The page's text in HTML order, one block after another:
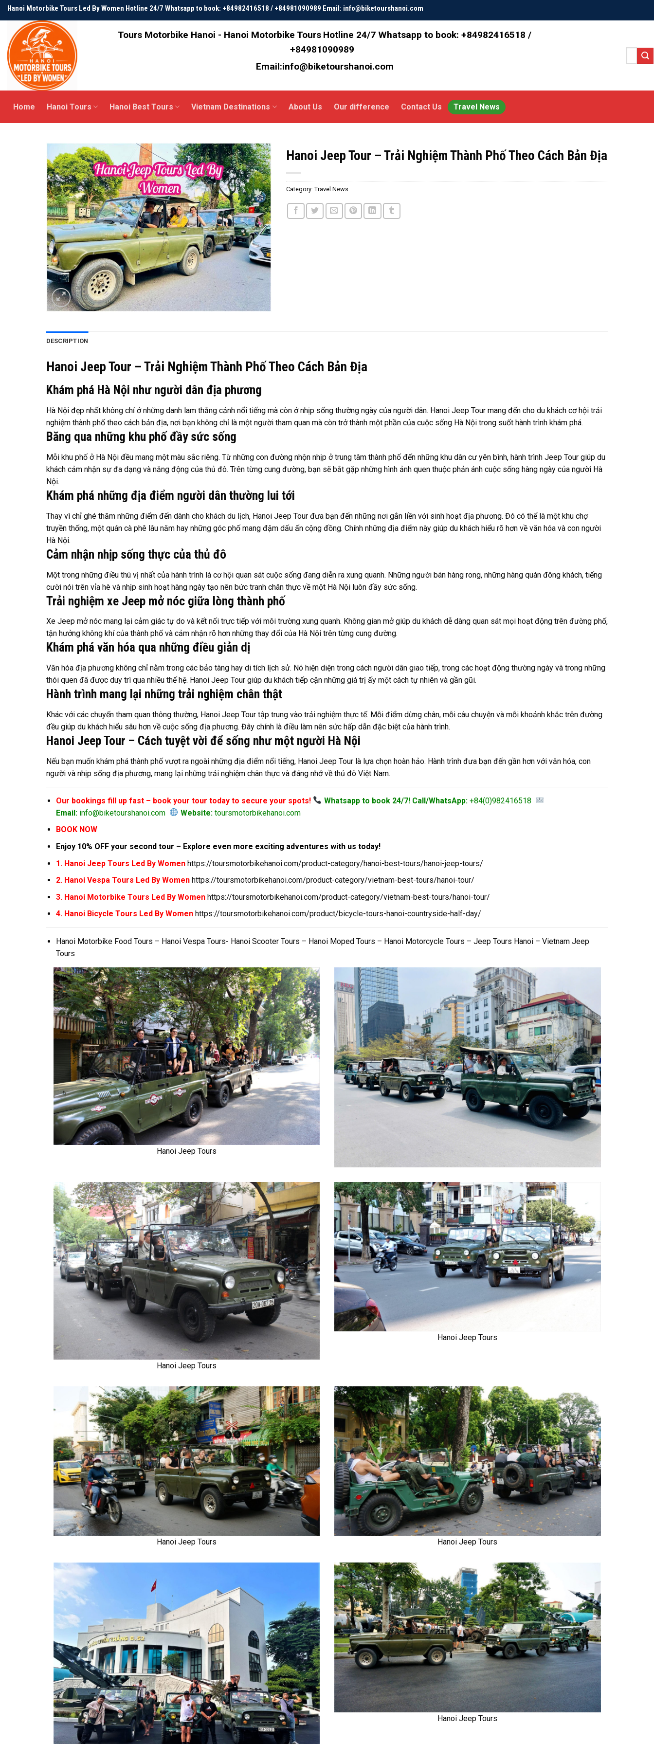
Skip
content
Hanoi Motorbike Tours Led By Women Hotline 24/7 Whatsapp to book: +84982416518 / +84981090989 Email: info@biketourshanoi.com
Tours Motorbike Hanoi - Hanoi Motorbike Tours Hotline 24/7 Whatsapp to book: +84982416518 /
+84981090989
Email:info@biketourshanoi.com
Search
Home Hanoi Tours Hanoi Best Tours Vietnam Destinations About Us Our difference Contact Us Travel News
Hanoi Jeep Tour – Trải Nghiệm Thành Phố Theo Cách Bản Địa
Category:Travel News
DESCRIPTION
Hanoi Jeep Tour – Trải Nghiệm Thành Phố Theo Cách Bản Địa
Khám phá Hà Nội như người dân địa phương
Hà Nội đẹp nhất không chỉ ở những danh lam thắng cảnh nổi tiếng mà còn ở nhịp sống thường ngày của người dân. Hanoi Jeep Tour mang đến cho du khách cơ hội trải
nghiệm thành phố theo cách bản địa, nơi bạn không chỉ là một người tham quan mà còn trở thành một phần của cuộc sống Hà Nội trong suốt hành trình khám phá.
Băng qua những khu phố đầy sức sống
Mỗi khu phố ở Hà Nội đều mang một màu sắc riêng. Từ những con đường nhộn nhịp ở trung tâm thành phố đến những khu dân cư yên bình, hành trình Jeep Tour giúp du
khách cảm nhận sự đa dạng và năng động của thủ đô. Trên từng cung đường, bạn sẽ bắt gặp những hình ảnh quen thuộc phản ánh cuộc sống hàng ngày của người Hà
Nội.
Khám phá những địa điểm người dân thường lui tới
Thay vì chỉ ghé thăm những điểm đến dành cho khách du lịch, Hanoi Jeep Tour đưa bạn đến những nơi gắn liền với sinh hoạt địa phương. Đó có thể là một khu chợ
truyền thống, một quán cà phê lâu năm hay những góc phố mang đậm dấu ấn cộng đồng. Chính những địa điểm này giúp du khách hiểu rõ hơn về văn hóa và con người
Hà Nội.
Cảm nhận nhịp sống thực của thủ đô
Một trong những điều thú vị nhất của hành trình là cơ hội quan sát cuộc sống đang diễn ra xung quanh. Những người bán hàng rong, những hàng quán đông khách, tiếng
cười nói trên vỉa hè và nhịp sinh hoạt hàng ngày tạo nên bức tranh chân thực về một Hà Nội luôn đầy sức sống.
Trải nghiệm xe Jeep mở nóc giữa lòng thành phố
Xe Jeep mở nóc mang lại cảm giác tự do và kết nối trực tiếp với môi trường xung quanh. Không gian mở giúp du khách dễ dàng quan sát mọi hoạt động trên đường phố,
tận hưởng không khí của thành phố và cảm nhận rõ hơn những thay đổi của Hà Nội trên từng cung đường.
Khám phá văn hóa qua những điều giản dị
Văn hóa địa phương không chỉ nằm trong các bảo tàng hay di tích lịch sử. Nó hiện diện trong cách người dân giao tiếp, trong các hoạt động thường ngày và trong những
thói quen đã được duy trì qua nhiều thế hệ. Hanoi Jeep Tour giúp du khách tiếp cận những giá trị ấy một cách tự nhiên và gần gũi.
Hành trình mang lại những trải nghiệm chân thật
Khác với các chuyến tham quan thông thường, Hanoi Jeep Tour tập trung vào trải nghiệm thực tế. Mỗi điểm dừng chân, mỗi câu chuyện và mỗi khoảnh khắc trên đường
đều giúp du khách hiểu sâu hơn về cuộc sống địa phương. Đây chính là điều làm nên sức hấp dẫn đặc biệt của hành trình.
Hanoi Jeep Tour – Cách tuyệt vời để sống như một người Hà Nội
Nếu bạn muốn khám phá thành phố vượt ra ngoài những địa điểm nổi tiếng, Hanoi Jeep Tour là lựa chọn hoàn hảo. Hành trình đưa bạn đến gần hơn với văn hóa, con
người và nhịp sống địa phương, mang lại những trải nghiệm chân thực và đáng nhớ về thủ đô Việt Nam.
Our bookings fill up fast – book your tour today to secure your spots! Whatsapp to book 24/7! Call/WhatsApp:+84(0)982416518
Email: info@biketourshanoi.com Website:toursmotorbikehanoi.com
BOOK NOW
Enjoy 10% OFF your second tour – Explore even more exciting adventures with us today!
1. Hanoi Jeep Tours Led By Women https://toursmotorbikehanoi.com/product-category/hanoi-best-tours/hanoi-jeep-tours/
2. Hanoi Vespa Tours Led By Women https://toursmotorbikehanoi.com/product-category/vietnam-best-tours/hanoi-tour/
3. Hanoi Motorbike Tours Led By Women https://toursmotorbikehanoi.com/product-category/vietnam-best-tours/hanoi-tour/
4. Hanoi Bicycle Tours Led By Women https://toursmotorbikehanoi.com/product/bicycle-tours-hanoi-countryside-half-day/
Hanoi Motorbike Food Tours – Hanoi Vespa Tours- Hanoi Scooter Tours – Hanoi Moped Tours – Hanoi Motorcycle Tours – Jeep Tours Hanoi – Vietnam Jeep
Tours
Hanoi Jeep Tours
Hanoi Jeep Tours
Hanoi Jeep Tours
Hanoi Jeep Tours Hanoi Jeep Tours
Hanoi Jeep Tours